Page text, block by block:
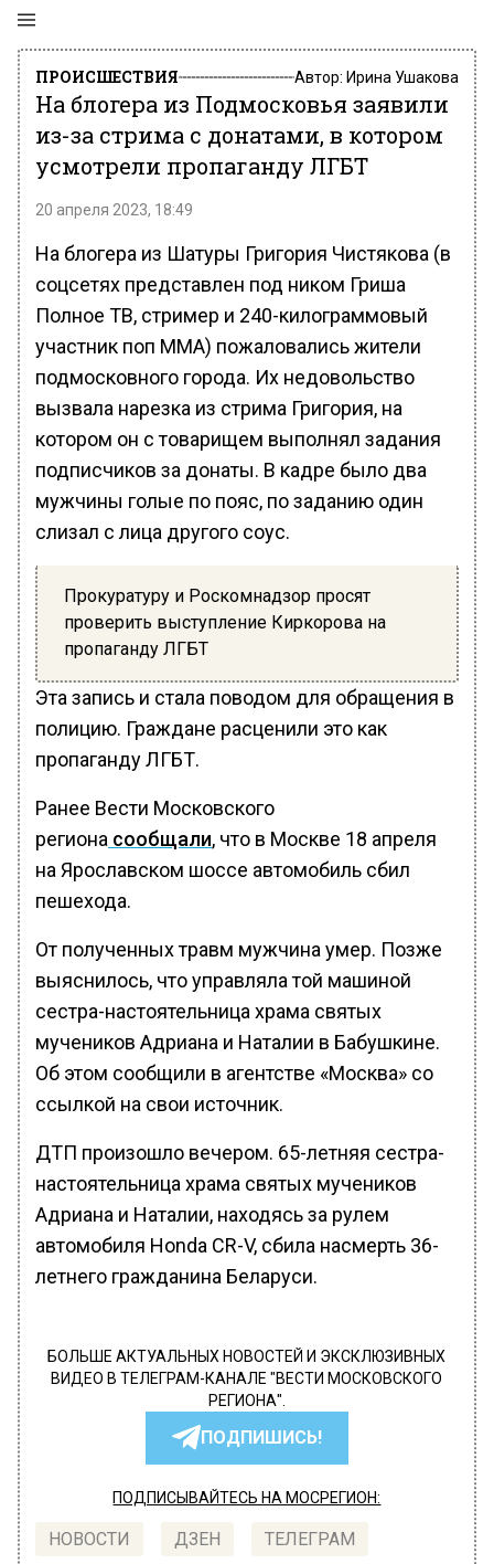
ПРОИСШЕСТВИЯ Автор: Ирина Ушакова
На блогера из Подмосковья заявили
из-за стрима с донатами, в котором
усмотрели пропаганду ЛГБТ
20 апреля 2023, 18:49
На блогера из Шатуры Григория Чистякова (в
соцсетях представлен под ником Гриша
Полное ТВ, стример и 240-килограммовый
участник поп ММА) пожаловались жители
подмосковного города. Их недовольство
вызвала нарезка из стрима Григория, на
котором он с товарищем выполнял задания
подписчиков за донаты. В кадре было два
мужчины голые по пояс, по заданию один
слизал с лица другого соус.
Прокуратуру и Роскомнадзор просят
проверить выступление Киркорова на
пропаганду ЛГБТ
Эта запись и стала поводом для обращения в
полицию. Граждане расценили это как
пропаганду ЛГБТ.
Ранее Вести Московского
региона сообщали, что в Москве 18 апреля
на Ярославском шоссе автомобиль сбил
пешехода.
От полученных травм мужчина умер. Позже
выяснилось, что управляла той машиной
сестра-настоятельница храма святых
мучеников Адриана и Наталии в Бабушкине.
Об этом сообщили в агентстве «Москва» со
ссылкой на свои источник.
ДТП произошло вечером. 65-летняя сестра-
настоятельница храма святых мучеников
Адриана и Наталии, находясь за рулем
автомобиля Honda CR-V, сбила насмерть 36-
летнего гражданина Беларуси.
БОЛЬШЕ АКТУАЛЬНЫХ НОВОСТЕЙ И ЭКСКЛЮЗИВНЫХ
ВИДЕО В ТЕЛЕГРАМ-КАНАЛЕ "ВЕСТИ МОСКОВСКОГО
РЕГИОНА".
ПОДПИШИСЬ!
ПОДПИСЫВАЙТЕСЬ НА МОСРЕГИОН:
НОВОСТИ ДЗЕН ТЕЛЕГРАМ